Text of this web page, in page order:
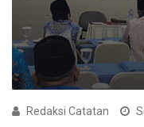
Redaksi Catatan